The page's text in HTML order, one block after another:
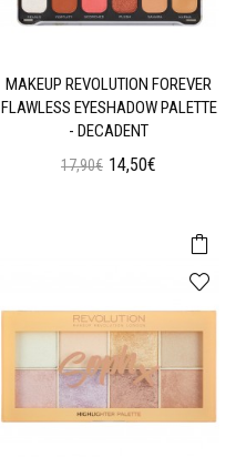
MAKEUP REVOLUTION FOREVER
FLAWLESS EYESHADOW PALETTE
- DECADENT
17,90€ 14,50€